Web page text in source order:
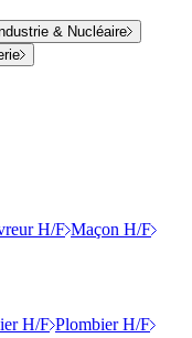
& Nucléaire
H/F Maçon H/F
H/F Plombier H/F